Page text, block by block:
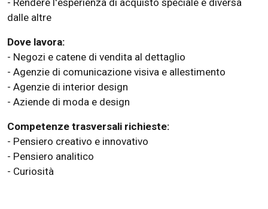
- Rendere l'esperienza di acquisto speciale e diversa
dalle altre
Dove lavora:
- Negozi e catene di vendita al dettaglio
- Agenzie di comunicazione visiva e allestimento
- Agenzie di interior design
- Aziende di moda e design
Competenze trasversali richieste:
- Pensiero creativo e innovativo
- Pensiero analitico
- Curiosità